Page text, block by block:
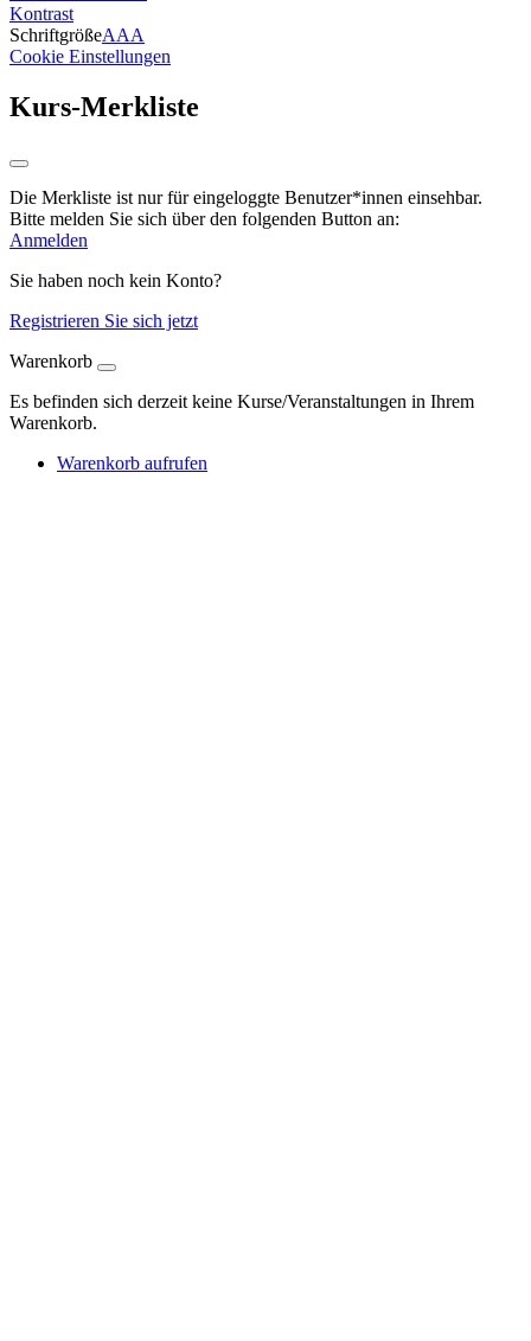
Kontrast
SchriftgrößeAAA
Cookie Einstellungen
Kurs-Merkliste
Die Merkliste ist nur für eingeloggte Benutzer*innen einsehbar.
Bitte melden Sie sich über den folgenden Button an:
Anmelden
Sie haben noch kein Konto?
Registrieren Sie sich jetzt
Warenkorb
Es befinden sich derzeit keine Kurse/Veranstaltungen in Ihrem
Warenkorb.
Warenkorb aufrufen